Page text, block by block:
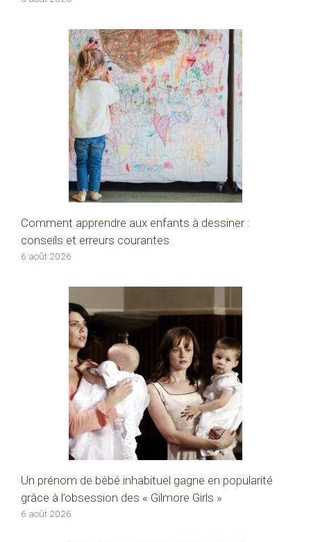
Comment apprendre aux enfants à dessiner :
conseils et erreurs courantes
6 août 2026
Un prénom de bébé inhabituel gagne en popularité
grâce à l’obsession des « Gilmore Girls »
6 août 2026